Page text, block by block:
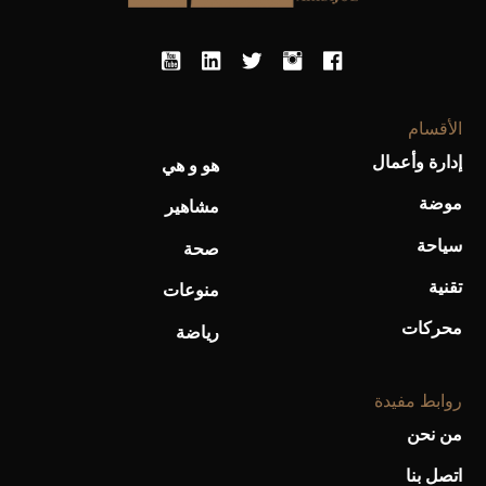
أحذية Mary Jane: ترف وأناقة للرجال
الأقسام
إدارة وأعمال
موضة
سياحة
تقنية
محركات
هو و هي
مشاهير
صحة
منوعات
رياضة
روابط مفيدة
من نحن
اتصل بنا